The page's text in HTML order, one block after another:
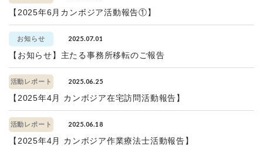
【2025年6月カンボジア活動報告①】
お知らせ 2025.07.01
【お知らせ】主たる事務所移転のご報告
活動レポート 2025.06.25
【2025年4月 カンボジア在宅訪問活動報告】
活動レポート 2025.06.18
【2025年4月 カンボジア作業療法士活動報告】